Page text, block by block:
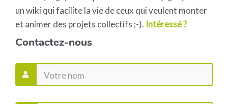
un wiki qui facilite la vie de ceux qui veulent monter
et animer des projets collectifs ;-). Intéressé ?
Contactez-nous